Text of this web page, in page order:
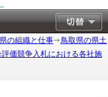
県の組織と仕事
鳥取県の県土
評価競争入札における各社施